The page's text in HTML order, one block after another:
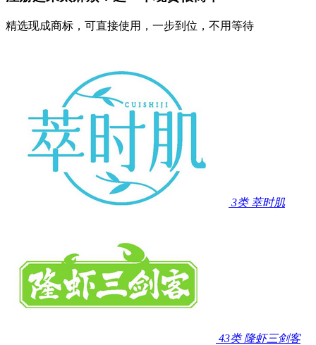
精选现成商标，可直接使用，一步到位，不用等待
3类 萃时肌
43类 隆虾三剑客